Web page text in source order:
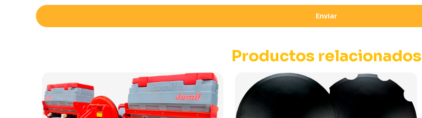
Productos relacionados